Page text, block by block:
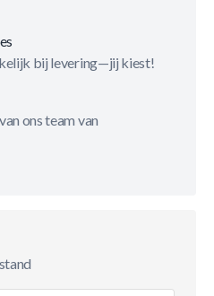
bij levering—jij kiest!
ons team van